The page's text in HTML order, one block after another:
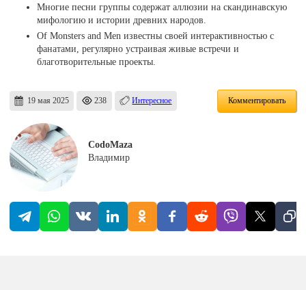
Многие песни группы содержат аллюзии на скандинавскую
мифологию и истории древних народов.
Of Monsters and Men известны своей интерактивностью с
фанатами, регулярно устраивая живые встречи и
благотворительные проекты.
19 мая 2025 238 Интересное Комментировать
CodoMaza
Владимир